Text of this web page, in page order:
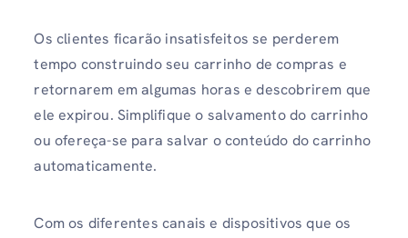
Os clientes ficarão insatisfeitos se perderem
tempo construindo seu carrinho de compras e
retornarem em algumas horas e descobrirem que
ele expirou. Simplifique o salvamento do carrinho
ou ofereça-se para salvar o conteúdo do carrinho
automaticamente.
Com os diferentes canais e dispositivos que os